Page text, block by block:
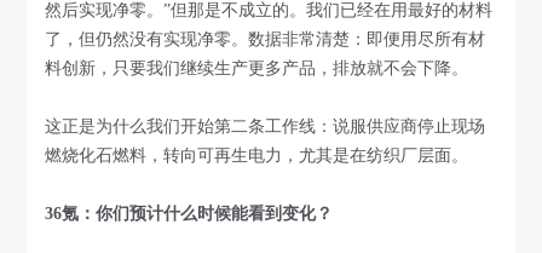
然后实现净零。”但那是不成立的。我们已经在用最好的材料
了，但仍然没有实现净零。数据非常清楚：即便用尽所有材
料创新，只要我们继续生产更多产品，排放就不会下降。
这正是为什么我们开始第二条工作线：说服供应商停止现场
燃烧化石燃料，转向可再生电力，尤其是在纺织厂层面。
36氪：你们预计什么时候能看到变化？